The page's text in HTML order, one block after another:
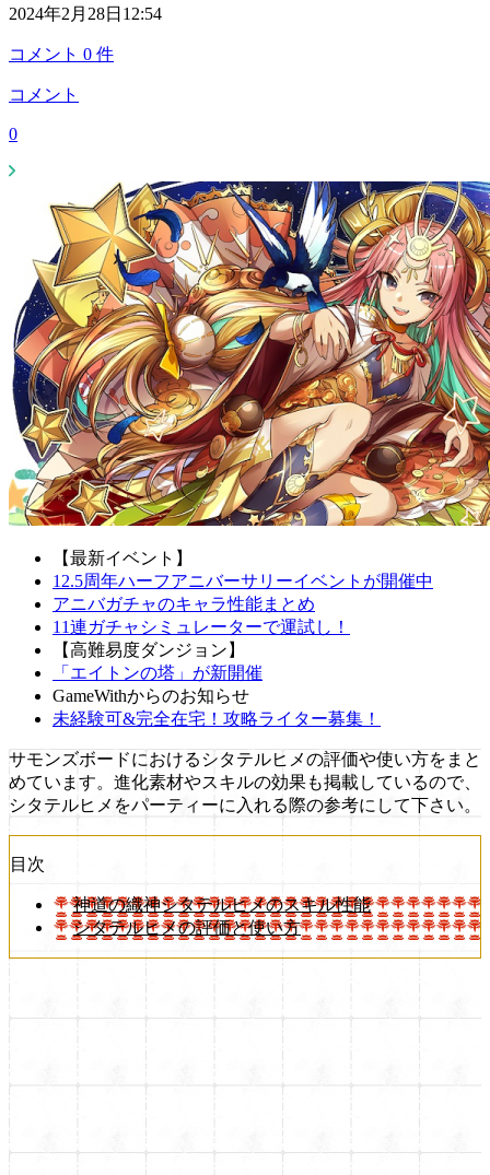
2024年2月28日12:54
コメント 0 件
コメント
0
【最新イベント】
12.5周年ハーフアニバーサリーイベントが開催中
アニバガチャのキャラ性能まとめ
11連ガチャシミュレーターで運試し！
【高難易度ダンジョン】
「エイトンの塔」が新開催
GameWithからのお知らせ
未経験可&完全在宅！攻略ライター募集！
サモンズボードにおけるシタテルヒメの評価や使い方をまと
めています。進化素材やスキルの効果も掲載しているので、
シタテルヒメをパーティーに入れる際の参考にして下さい。
目次
神道の織神シタテルヒメのスキル性能
シタテルヒメの評価と使い方